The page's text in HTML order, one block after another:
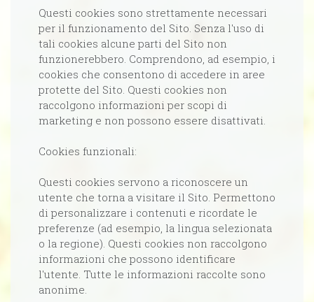
Questi cookies sono strettamente necessari
per il funzionamento del Sito. Senza l'uso di
tali cookies alcune parti del Sito non
funzionerebbero. Comprendono, ad esempio, i
cookies che consentono di accedere in aree
protette del Sito. Questi cookies non
raccolgono informazioni per scopi di
marketing e non possono essere disattivati.
Cookies funzionali:
Questi cookies servono a riconoscere un
utente che torna a visitare il Sito. Permettono
di personalizzare i contenuti e ricordate le
preferenze (ad esempio, la lingua selezionata
o la regione). Questi cookies non raccolgono
informazioni che possono identificare
l'utente. Tutte le informazioni raccolte sono
anonime.